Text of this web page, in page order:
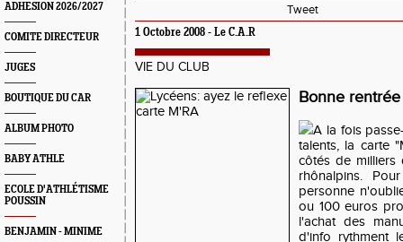
ADHESION 2026/2027
COMITE DIRECTEUR
JUGES
BOUTIQUE DU CAR
ALBUM PHOTO
BABY ATHLE
ECOLE D'ATHLÉTISME
POUSSIN
BENJAMIN - MINIME
Tweet
1 Octobre 2008 - Le C.A.R
VIE DU CLUB
Bonne
A la fois
talents, la carte
côtés de milliers
rhônalpins.
personne
ou 100 euros
l'achat des
d'info rythment